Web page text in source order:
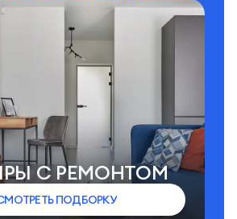
C РЕМОНТОМ
ПОДБОРКУ